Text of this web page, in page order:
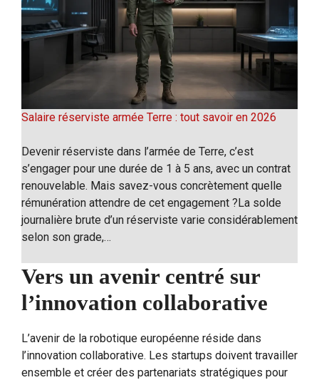
Salaire réserviste armée Terre : tout savoir en 2026
Devenir réserviste dans l’armée de Terre, c’est
s’engager pour une durée de 1 à 5 ans, avec un contrat
renouvelable. Mais savez-vous concrètement quelle
rémunération attendre de cet engagement ?La solde
journalière brute d’un réserviste varie considérablement
selon son grade,…
Vers un avenir centré sur
l’innovation collaborative
L’avenir de la robotique européenne réside dans
l’innovation collaborative. Les startups doivent travailler
ensemble et créer des partenariats stratégiques pour